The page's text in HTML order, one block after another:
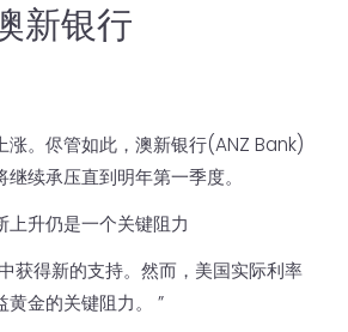
新银行
涨。侭管如此，澳新银行(ANZ Bank)
续承压直到明年第一季度。
上升仍是一个关键阻力
获得新的支持。然而，美国实际利率
黄金的关键阻力。 ”